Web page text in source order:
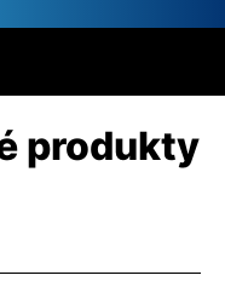
produkty